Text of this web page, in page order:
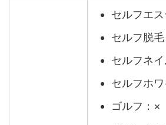
セルフエ
セルフ脱
セルフネ
セルフホ
ゴルフ：×